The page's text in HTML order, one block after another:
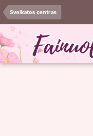
Sveikatos centras